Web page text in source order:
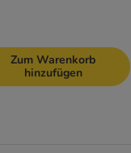
Zum Warenkorb
hinzufügen